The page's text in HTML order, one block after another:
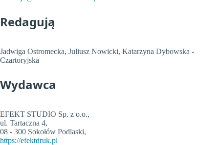
Redagują
Jadwiga Ostromecka, Juliusz Nowicki, Katarzyna Dybowska -
Czartoryjska
Wydawca
EFEKT STUDIO Sp. z o.o.,
ul. Tartaczna 4,
08 - 300 Sokołów Podlaski,
https://efektdruk.pl